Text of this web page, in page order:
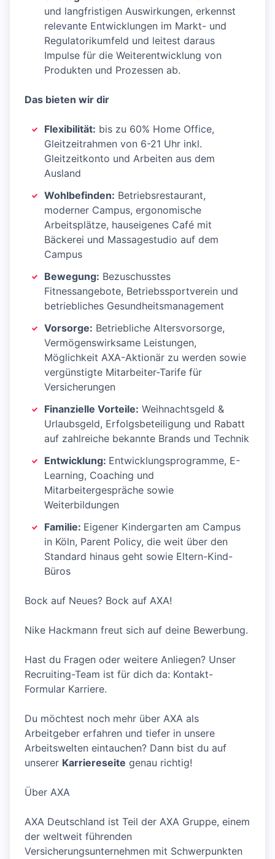
und langfristigen Auswirkungen, erkennst
relevante Entwicklungen im Markt- und
Regulatorikumfeld und leitest daraus
Impulse für die Weiterentwicklung von
Produkten und Prozessen ab.
Das bieten wir dir
Flexibilität: bis zu 60% Home Office,
Gleitzeitrahmen von 6-21 Uhr inkl.
Gleitzeitkonto und Arbeiten aus dem
Ausland
Wohlbefinden: Betriebsrestaurant,
moderner Campus, ergonomische
Arbeitsplätze, hauseigenes Café mit
Bäckerei und Massagestudio auf dem
Campus
Bewegung: Bezuschusstes
Fitnessangebote, Betriebssportverein und
betriebliches Gesundheitsmanagement
Vorsorge: Betriebliche Altersvorsorge,
Vermögenswirksame Leistungen,
Möglichkeit AXA-Aktionär zu werden sowie
vergünstigte Mitarbeiter-Tarife für
Versicherungen
Finanzielle Vorteile: Weihnachtsgeld &
Urlaubsgeld, Erfolgsbeteiligung und Rabatt
auf zahlreiche bekannte Brands und Technik
Entwicklung: Entwicklungsprogramme, E-
Learning, Coaching und
Mitarbeitergespräche sowie
Weiterbildungen
Familie: Eigener Kindergarten am Campus
in Köln, Parent Policy, die weit über den
Standard hinaus geht sowie Eltern-Kind-
Büros
Bock auf Neues? Bock auf AXA!
Nike Hackmann freut sich auf deine Bewerbung.
Hast du Fragen oder weitere Anliegen? Unser
Recruiting-Team ist für dich da: Kontakt-
Formular Karriere.
Du möchtest noch mehr über AXA als
Arbeitgeber erfahren und tiefer in unsere
Arbeitswelten eintauchen? Dann bist du auf
unserer Karriereseite genau richtig!
Über AXA
AXA Deutschland ist Teil der AXA Gruppe, einem
der weltweit führenden
Versicherungsunternehmen mit Schwerpunkten